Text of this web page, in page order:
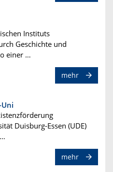
Instituts
Geschichte und
einer …
mehr
Duisburg-Essen (UDE)
mehr